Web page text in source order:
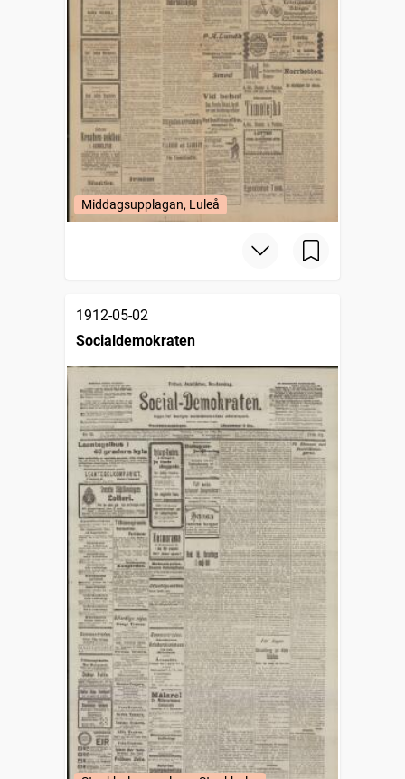
Middagsupplagan, Luleå
1912-05-02
Socialdemokraten